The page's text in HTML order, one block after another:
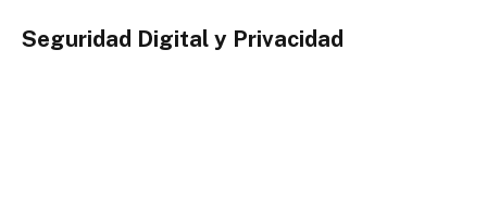
Seguridad Digital y Privacidad